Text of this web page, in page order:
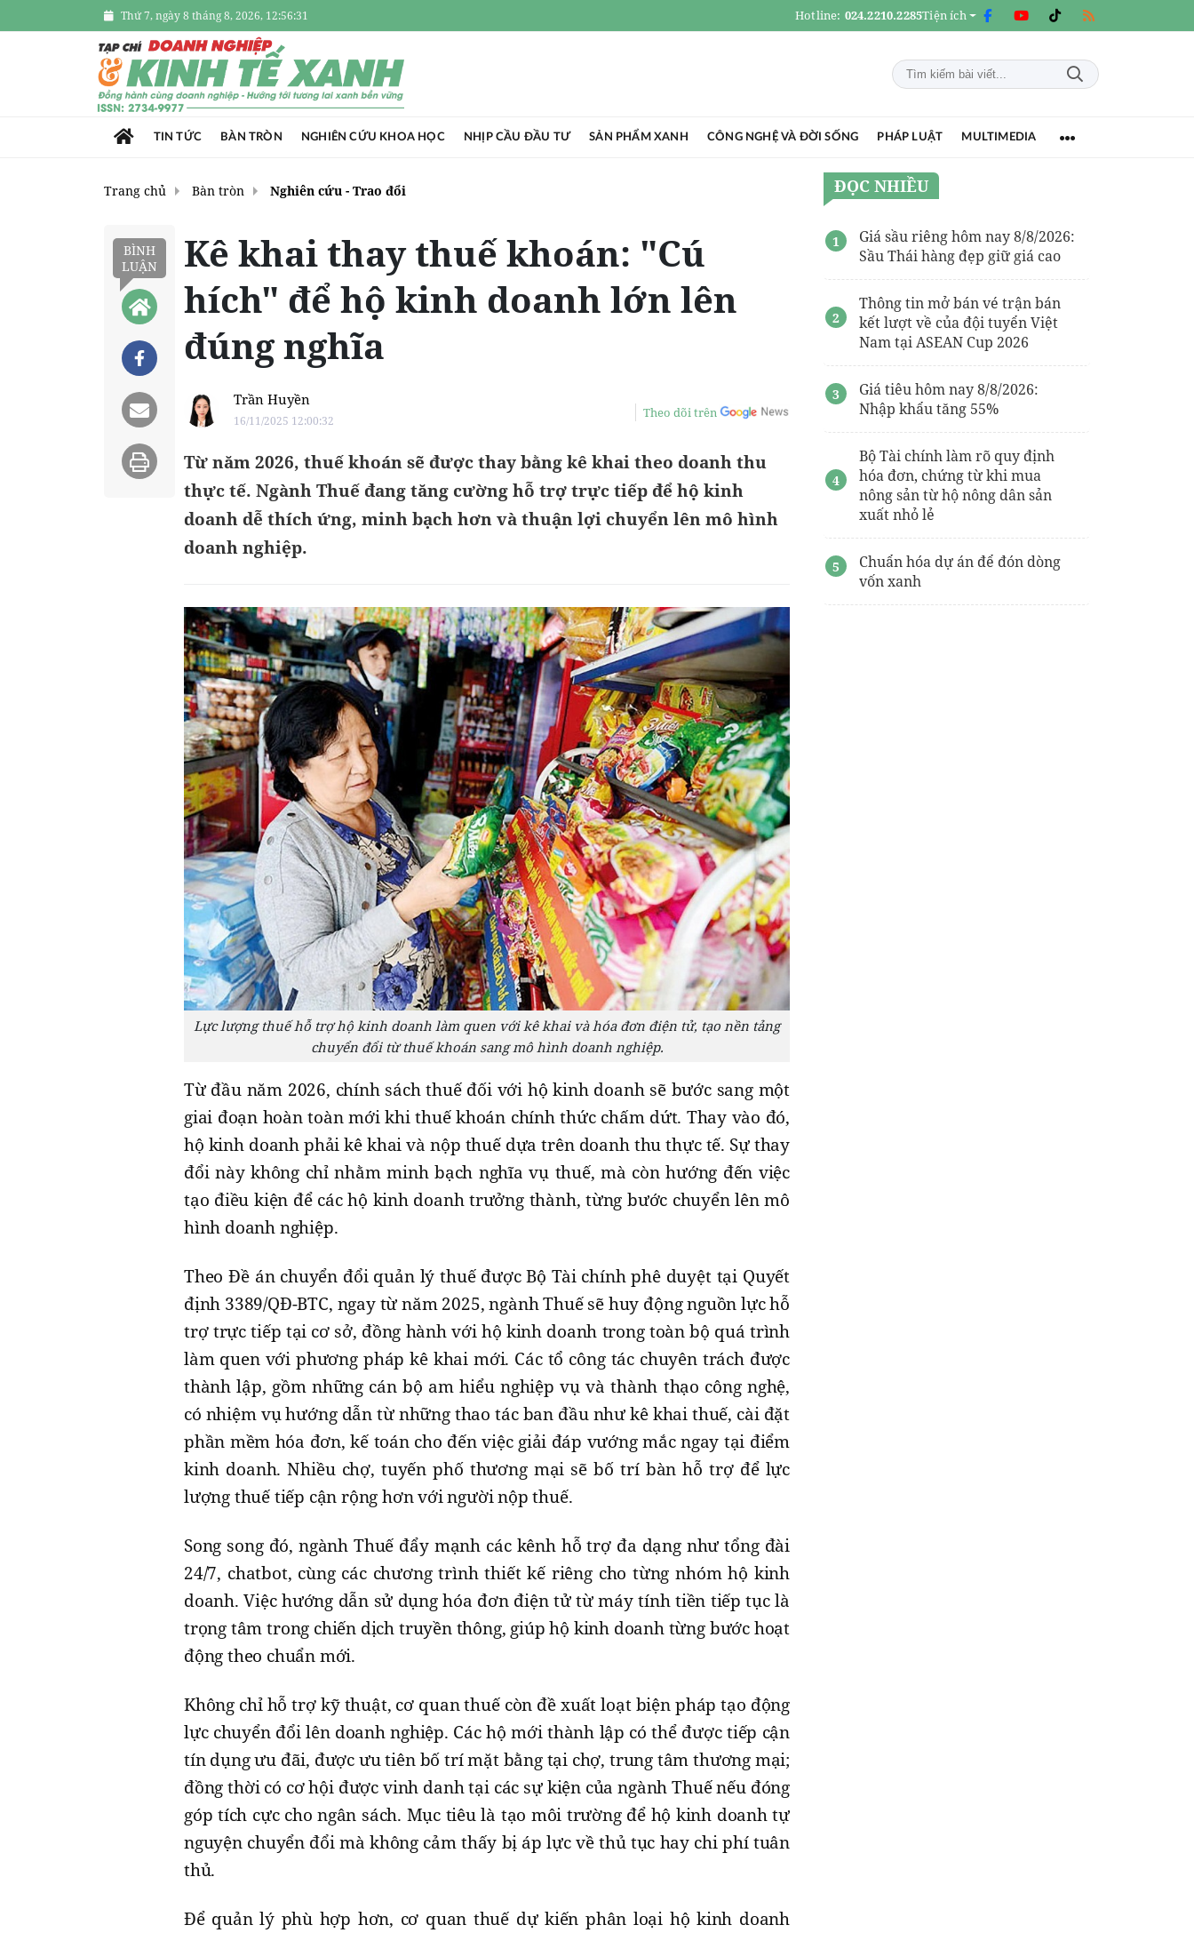
Thứ 7, ngày 8 tháng 8, 2026, 12:56:32 Hotline: 024.2210.2285Tiện ích
TIN TỨC BÀN TRÒN NGHIÊN CỨU KHOA HỌC NHỊP CẦU ĐẦU TƯ SẢN PHẨM XANH CÔNG NGHỆ VÀ ĐỜI SỐNG PHÁP LUẬT MULTIMEDIA
Trang chủ Bàn tròn Nghiên cứu - Trao đổi
BÌNH
LUẬN
Kê khai thay thuế khoán: "Cú
hích" để hộ kinh doanh lớn lên
đúng nghĩa
Trần Huyền
16/11/2025 12:00:32
Theo dõi trên
Từ năm 2026, thuế khoán sẽ được thay bằng kê khai theo doanh thu
thực tế. Ngành Thuế đang tăng cường hỗ trợ trực tiếp để hộ kinh
doanh dễ thích ứng, minh bạch hơn và thuận lợi chuyển lên mô hình
doanh nghiệp.
Lực lượng thuế hỗ trợ hộ kinh doanh làm quen với kê khai và hóa đơn điện tử, tạo nền tảng
chuyển đổi từ thuế khoán sang mô hình doanh nghiệp.
Từ đầu năm 2026, chính sách thuế đối với hộ kinh doanh sẽ bước sang một
giai đoạn hoàn toàn mới khi thuế khoán chính thức chấm dứt. Thay vào đó,
hộ kinh doanh phải kê khai và nộp thuế dựa trên doanh thu thực tế. Sự thay
đổi này không chỉ nhằm minh bạch nghĩa vụ thuế, mà còn hướng đến việc
tạo điều kiện để các hộ kinh doanh trưởng thành, từng bước chuyển lên mô
hình doanh nghiệp.
Theo Đề án chuyển đổi quản lý thuế được Bộ Tài chính phê duyệt tại Quyết
định 3389/QĐ-BTC, ngay từ năm 2025, ngành Thuế sẽ huy động nguồn lực hỗ
trợ trực tiếp tại cơ sở, đồng hành với hộ kinh doanh trong toàn bộ quá trình
làm quen với phương pháp kê khai mới. Các tổ công tác chuyên trách được
thành lập, gồm những cán bộ am hiểu nghiệp vụ và thành thạo công nghệ,
có nhiệm vụ hướng dẫn từ những thao tác ban đầu như kê khai thuế, cài đặt
phần mềm hóa đơn, kế toán cho đến việc giải đáp vướng mắc ngay tại điểm
kinh doanh. Nhiều chợ, tuyến phố thương mại sẽ bố trí bàn hỗ trợ để lực
lượng thuế tiếp cận rộng hơn với người nộp thuế.
Song song đó, ngành Thuế đẩy mạnh các kênh hỗ trợ đa dạng như tổng đài
24/7, chatbot, cùng các chương trình thiết kế riêng cho từng nhóm hộ kinh
doanh. Việc hướng dẫn sử dụng hóa đơn điện tử từ máy tính tiền tiếp tục là
trọng tâm trong chiến dịch truyền thông, giúp hộ kinh doanh từng bước hoạt
động theo chuẩn mới.
Không chỉ hỗ trợ kỹ thuật, cơ quan thuế còn đề xuất loạt biện pháp tạo động
lực chuyển đổi lên doanh nghiệp. Các hộ mới thành lập có thể được tiếp cận
tín dụng ưu đãi, được ưu tiên bố trí mặt bằng tại chợ, trung tâm thương mại;
đồng thời có cơ hội được vinh danh tại các sự kiện của ngành Thuế nếu đóng
góp tích cực cho ngân sách. Mục tiêu là tạo môi trường để hộ kinh doanh tự
nguyện chuyển đổi mà không cảm thấy bị áp lực về thủ tục hay chi phí tuân
thủ.
Để quản lý phù hợp hơn, cơ quan thuế dự kiến phân loại hộ kinh doanh
ĐỌC NHIỀU
Giá sầu riêng hôm nay 8/8/2026:
Sầu Thái hàng đẹp giữ giá cao
Thông tin mở bán vé trận bán
kết lượt về của đội tuyển Việt
Nam tại ASEAN Cup 2026
Giá tiêu hôm nay 8/8/2026:
Nhập khẩu tăng 55%
Bộ Tài chính làm rõ quy định
hóa đơn, chứng từ khi mua
nông sản từ hộ nông dân sản
xuất nhỏ lẻ
Chuẩn hóa dự án để đón dòng
vốn xanh